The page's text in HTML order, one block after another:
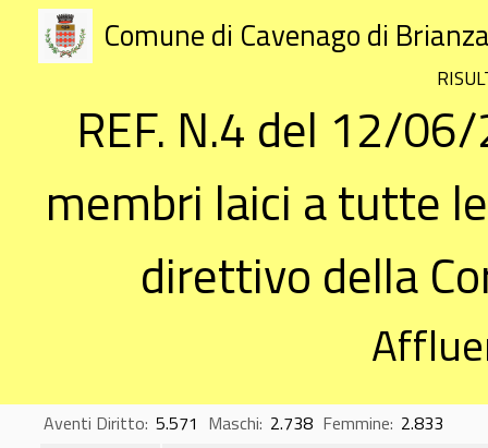
Comune di Cavenago di
REF. N.4 del 12/
membri laici a tutte
direttivo della
Aventi Diritto: 5.571 Maschi: 2.738 Femmine: 2.833